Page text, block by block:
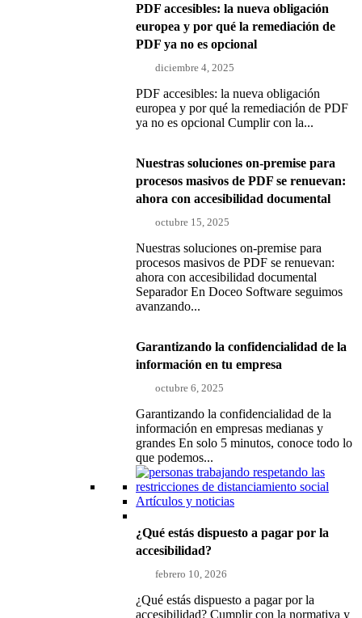
PDF accesibles: la nueva obligación
europea y por qué la remediación de
PDF ya no es opcional
diciembre 4, 2025
PDF accesibles: la nueva obligación
europea y por qué la remediación de PDF
ya no es opcional Cumplir con la...
Nuestras soluciones on-premise para
procesos masivos de PDF se renuevan:
ahora con accesibilidad documental
octubre 15, 2025
Nuestras soluciones on-premise para
procesos masivos de PDF se renuevan:
ahora con accesibilidad documental
Separador En Doceo Software seguimos
avanzando...
Garantizando la confidencialidad de la
información en tu empresa
octubre 6, 2025
Garantizando la confidencialidad de la
información en empresas medianas y
grandes En solo 5 minutos, conoce todo lo
que podemos...
Artículos y noticias
¿Qué estás dispuesto a pagar por la
accesibilidad?
febrero 10, 2026
¿Qué estás dispuesto a pagar por la
accesibilidad? Cumplir con la normativa y